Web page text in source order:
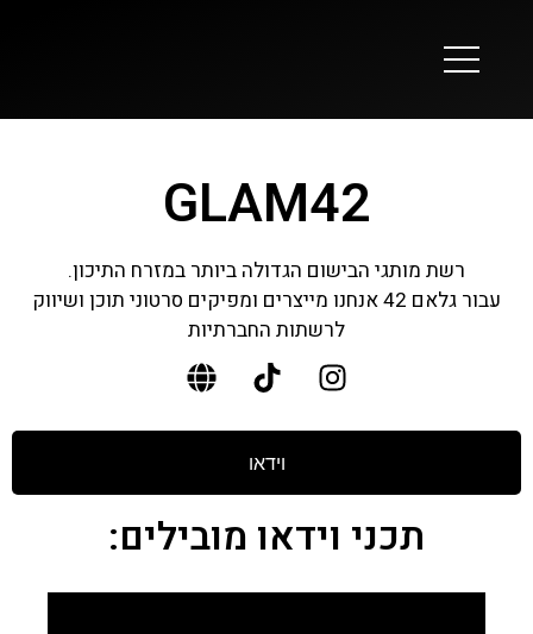
GLAM42
רשת מותגי הבישום הגדולה ביותר במזרח התיכון.
עבור גלאם 42 אנחנו מייצרים ומפיקים סרטוני תוכן ושיווק
לרשתות החברתיות
וידאו
תכני וידאו מובילים: